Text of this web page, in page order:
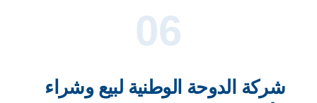
06
شركة الدوحة الوطنية لبيع وشراء